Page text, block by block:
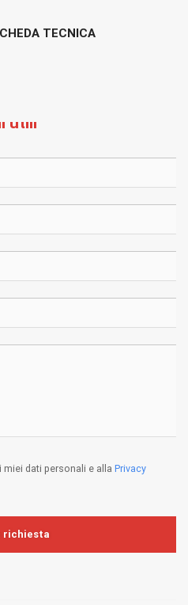
TECNICA
utili
dati personali e alla Privacy
richiesta